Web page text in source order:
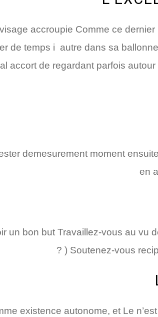
accroupie Comme ce
de temps i autre dans sa
accort de regardant parfois
demesurement moment
en
un bon but Travaillez-vous au vu
? ) Soutenez-vous
existence autonome, et Le